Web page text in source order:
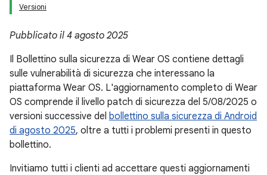
Versioni
Pubblicato il 4 agosto 2025
Il Bollettino sulla sicurezza di Wear OS contiene dettagli
sulle vulnerabilità di sicurezza che interessano la
piattaforma Wear OS. L'aggiornamento completo di Wear
OS comprende il livello patch di sicurezza del 5/08/2025 o
versioni successive del bollettino sulla sicurezza di Android
di agosto 2025, oltre a tutti i problemi presenti in questo
bollettino.
Invitiamo tutti i clienti ad accettare questi aggiornamenti